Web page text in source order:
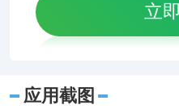
立
应用截图